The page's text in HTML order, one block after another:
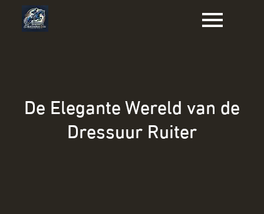
De Elegante Wereld van de
Dressuur Ruiter